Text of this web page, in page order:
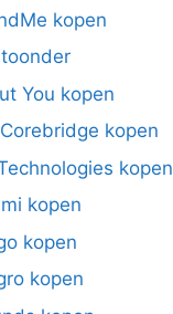
kopen
You kopen
kopen
kopen
kopen
kopen
kopen